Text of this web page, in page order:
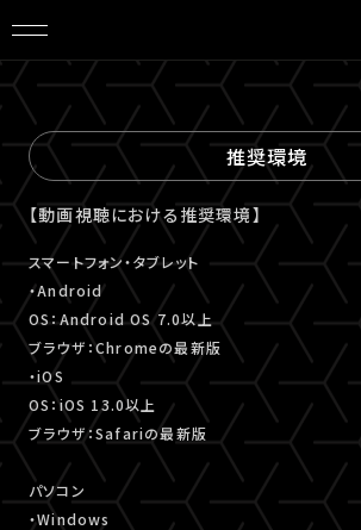
会員登録
推奨環境
【動画視聴における推奨環境】
スマートフォン・タブレット
・Android
OS：Android OS 7.0以上
ブラウザ：Chromeの最新版
・iOS
OS：iOS 13.0以上
ブラウザ：Safariの最新版
パソコン
・Windows